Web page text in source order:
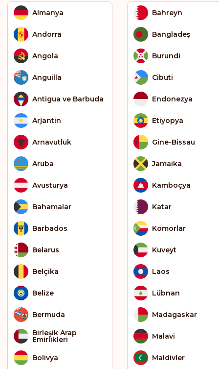
Almanya
Andorra
Angola
Anguilla
Antigua ve Barbuda
Arjantin
Arnavutluk
Aruba
Avusturya
Bahamalar
Barbados
Belarus
Belçika
Belize
Bermuda
Birleşik Arap
Emirlikleri
Bolivya
Bahreyn
Bangladeş
Burundi
Cibuti
Endonezya
Etiyopya
Gine-Bissau
Jamaika
Kamboçya
Katar
Komorlar
Kuveyt
Laos
Lübnan
Madagaskar
Malavi
Maldivler